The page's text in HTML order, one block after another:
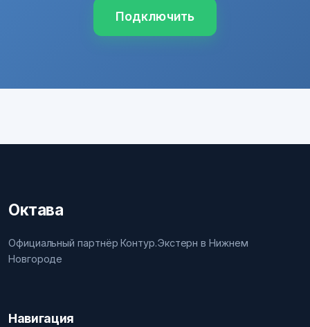
Подключить
Октава
Официальный партнёр Контур.Экстерн в Нижнем
Новгороде
Навигация